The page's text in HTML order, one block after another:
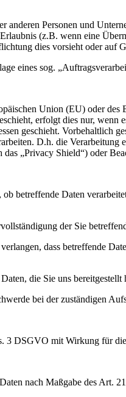
anderen Personen und
(z.B. wenn eine
dies vorsieht oder auf
eines sog.
Union (EU) oder
erfolgt dies nur,
geschieht. Vorbehaltlich
D.h. die
„Privacy Shield“) oder
betreffende Daten
der Sie
dass betreffende
die Sie uns
bei der zuständigen
3 DSGVO mit Wirkung für
nach Maßgabe des Art.